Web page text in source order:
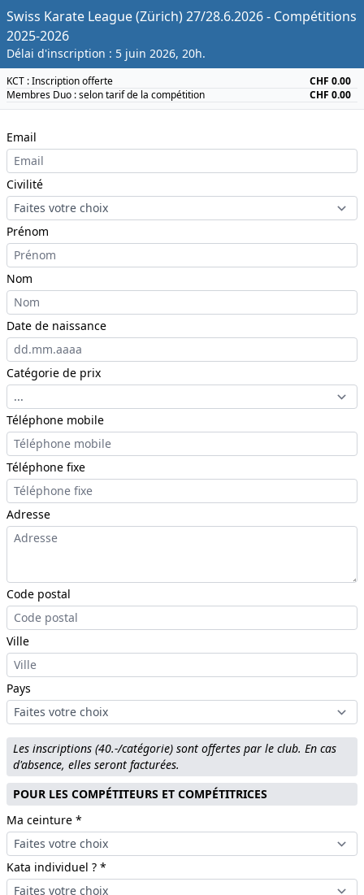
Swiss Karate League (Zürich) 27/28.6.2026 - Compétitions
2025-2026
Délai d'inscription : 5 juin 2026, 20h.
KCT : Inscription offerte
CHF 0.00
Membres Duo : selon tarif de la compétition
CHF 0.00
Email
Civilité
Prénom
Nom
Date de naissance
Catégorie de prix
Téléphone mobile
Téléphone fixe
Adresse
Code postal
Ville
Pays
Les inscriptions (40.-/catégorie) sont offertes par le club. En cas
d'absence, elles seront facturées.
POUR LES COMPÉTITEURS ET COMPÉTITRICES
Ma ceinture *
Kata individuel ? *